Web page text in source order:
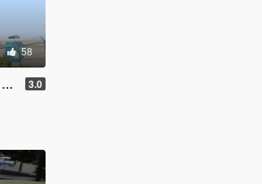
58
3.0